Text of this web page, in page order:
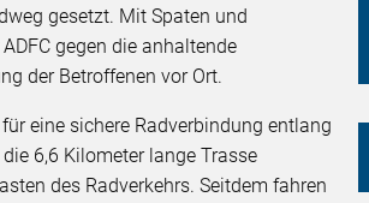
gesetzt. Mit Spaten und
gegen die anhaltende
der Betroffenen vor Ort.
eine sichere Radverbindung entlang
6,6 Kilometer lange Trasse
des Radverkehrs. Seitdem fahren